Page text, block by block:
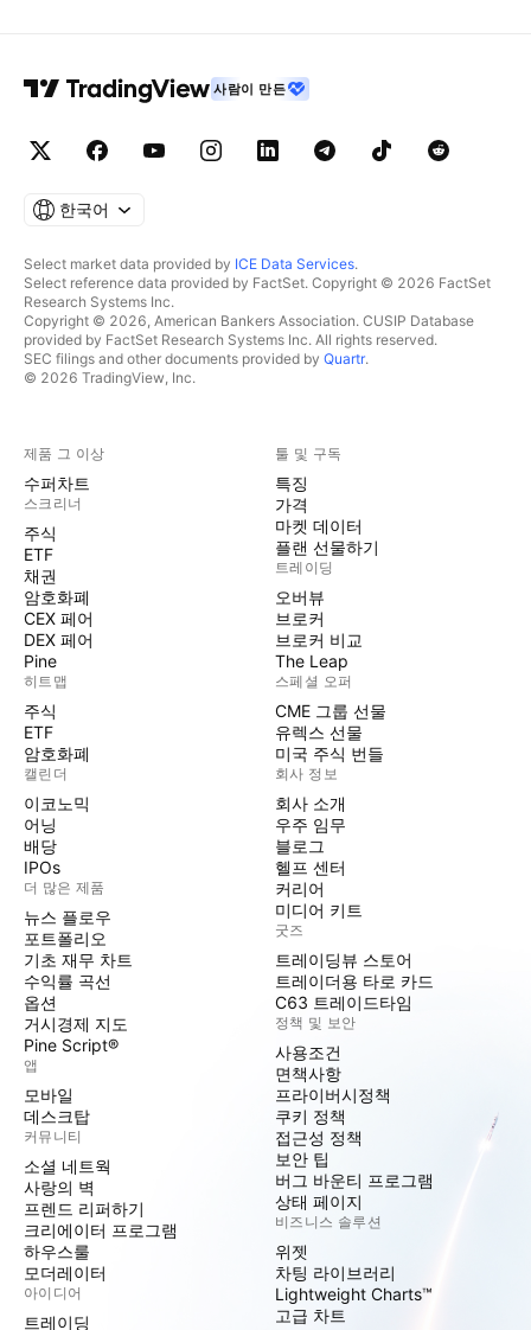
사람이 만든
한국어
Select market data provided by ICE Data Services.
Select reference data provided by FactSet. Copyright © 2026 FactSet
Research Systems Inc.
Copyright © 2026, American Bankers Association. CUSIP Database
provided by FactSet Research Systems Inc. All rights reserved.
SEC filings and other documents provided by Quartr.
© 2026 TradingView, Inc.
제품 그 이상
수퍼차트
스크리너
주식
ETF
채권
암호화폐
CEX 페어
DEX 페어
Pine
히트맵
주식
ETF
암호화폐
캘린더
이코노믹
어닝
배당
IPOs
더 많은 제품
뉴스 플로우
포트폴리오
기초 재무 차트
수익률 곡선
옵션
거시경제 지도
Pine Script®
앱
모바일
데스크탑
커뮤니티
소셜 네트웍
사랑의 벽
프렌드 리퍼하기
크리에이터 프로그램
하우스룰
모더레이터
아이디어
트레이딩
툴 및 구독
특징
가격
마켓 데이터
플랜 선물하기
트레이딩
오버뷰
브로커
브로커 비교
The Leap
스페셜 오퍼
CME 그룹 선물
유렉스 선물
미국 주식 번들
회사 정보
회사 소개
우주 임무
블로그
헬프 센터
커리어
미디어 키트
굿즈
트레이딩뷰 스토어
트레이더용 타로 카드
C63 트레이드타임
정책 및 보안
사용조건
면책사항
프라이버시정책
쿠키 정책
접근성 정책
보안 팁
버그 바운티 프로그램
상태 페이지
비즈니스 솔루션
위젯
차팅 라이브러리
Lightweight Charts™
고급 차트